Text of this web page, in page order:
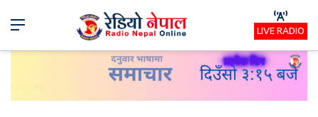
Menu LIVE RADIO